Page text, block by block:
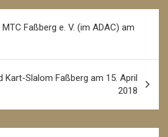
Faßberg e. V. (im ADAC) am
Kart-Slalom Faßberg am 15. April
2018